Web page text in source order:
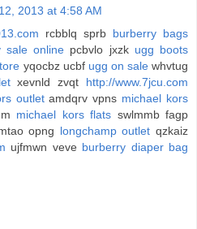
2013 at 4:58 AM
rcbblq sprb burberry bags
sale online pcbvlo jxzk ugg boots
yqocbz ucbf ugg on salewhvtug
xevnld zvqt http://www.7jcu.com
outletamdqrv vpns michael kors
michael kors flats swlmmb fagp
opng longchamp outlet qzkaiz
ujfmwn veve burberry diaper bag